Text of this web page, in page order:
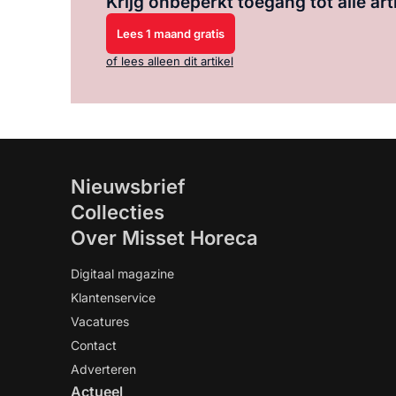
Lees 1 maand gratis
of lees alleen dit artikel
Nieuwsbrief
Collecties
Over Misset Horeca
Digitaal magazine
Klantenservice
Vacatures
Contact
Adverteren
Actueel